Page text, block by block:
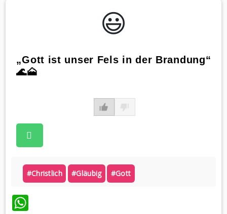
😃️
„Gott ist unser Fels in der Brandung“
🌊🗻
#christlich #gläubig #gott
WhatsApp